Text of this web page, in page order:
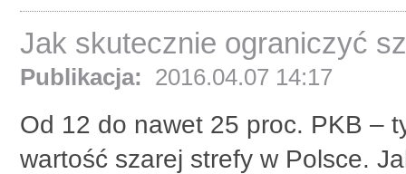
Jak skutecznie ograniczyć
Publikacja: 2016.04.07 14:17
Od 12 do nawet 25 proc. PKB –
wartość szarej strefy w Polsce.